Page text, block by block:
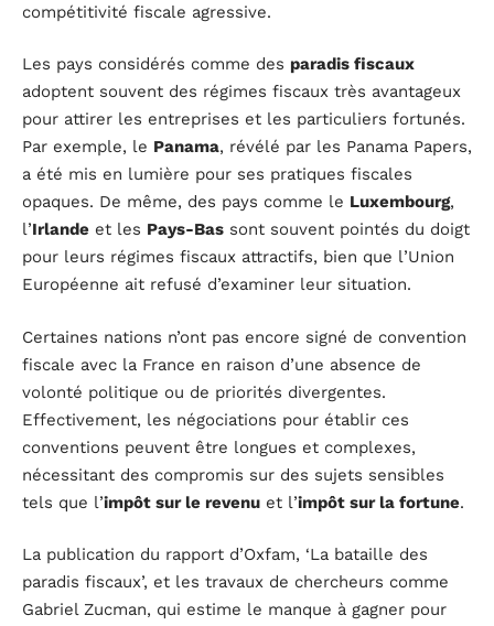
compétitivité fiscale agressive.
Les pays considérés comme des paradis fiscaux
adoptent souvent des régimes fiscaux très avantageux
pour attirer les entreprises et les particuliers fortunés.
Par exemple, le Panama, révélé par les Panama Papers,
a été mis en lumière pour ses pratiques fiscales
opaques. De même, des pays comme le Luxembourg,
l’Irlande et les Pays-Bas sont souvent pointés du doigt
pour leurs régimes fiscaux attractifs, bien que l’Union
Européenne ait refusé d’examiner leur situation.
Certaines nations n’ont pas encore signé de convention
fiscale avec la France en raison d’une absence de
volonté politique ou de priorités divergentes.
Effectivement, les négociations pour établir ces
conventions peuvent être longues et complexes,
nécessitant des compromis sur des sujets sensibles
tels que l’impôt sur le revenu et l’impôt sur la fortune.
La publication du rapport d’Oxfam, ‘La bataille des
paradis fiscaux’, et les travaux de chercheurs comme
Gabriel Zucman, qui estime le manque à gagner pour